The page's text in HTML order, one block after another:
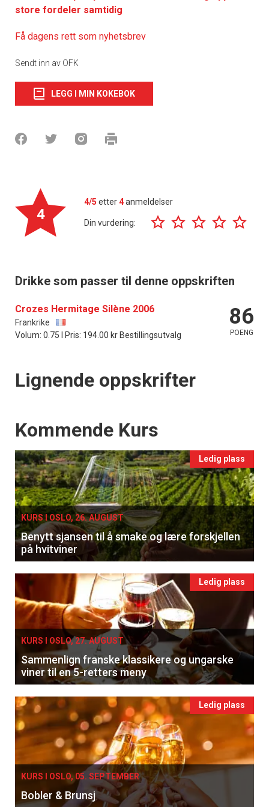
store fordeler samtidig
Få dagens rett som nyhetsbrev
Sendt inn av OFK
LEGG I MIN KOKEBOK
4
4/5 etter4anmeldelser
Din vurdering:
Drikke som passer til denne oppskriften
Crozes Hermitage Silène 2006
Frankrike
Volum: 0.75 l Pris: 194.00 kr Bestillingsutvalg
86
POENG
Lignende oppskrifter
Events
Kommende Kurs
Ledig plass
KURS I OSLO, 26. AUGUST
Benytt sjansen til å smake og lære forskjellen
på hvitviner
Ledig plass
KURS I OSLO, 27. AUGUST
Sammenlign franske klassikere og ungarske
viner til en 5-retters meny
Ledig plass
KURS I OSLO, 05. SEPTEMBER
Bobler & Brunsj